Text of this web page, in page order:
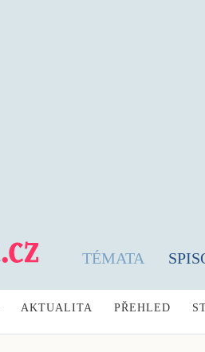
TÉMATA
AKTUALITA PŘEHLED